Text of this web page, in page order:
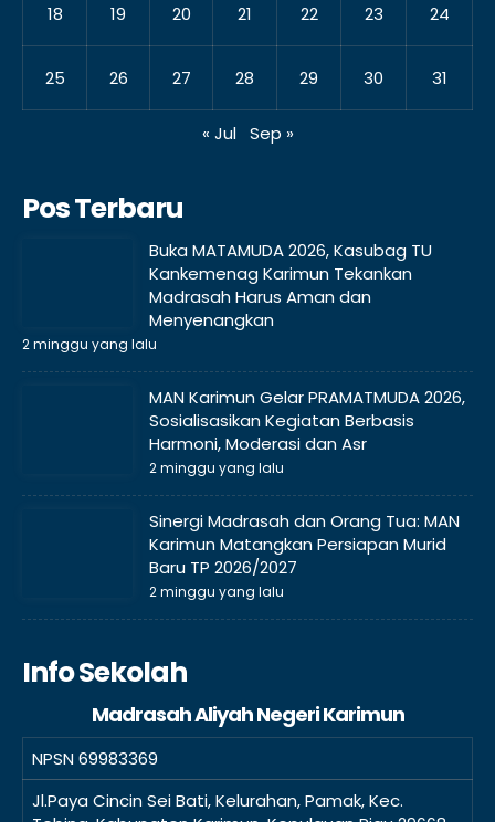
18 19 20 21 22 23 24
25 26 27 28 29 30 31
« Jul Sep »
Pos Terbaru
Buka MATAMUDA 2026, Kasubag TU
Kankemenag Karimun Tekankan
Madrasah Harus Aman dan
Menyenangkan
2 minggu yang lalu
MAN Karimun Gelar PRAMATMUDA 2026,
Sosialisasikan Kegiatan Berbasis
Harmoni, Moderasi dan Asr
2 minggu yang lalu
Sinergi Madrasah dan Orang Tua: MAN
Karimun Matangkan Persiapan Murid
Baru TP 2026/2027
2 minggu yang lalu
Info Sekolah
Madrasah Aliyah Negeri Karimun
NPSN69983369
Jl.Paya Cincin Sei Bati, Kelurahan, Pamak, Kec.